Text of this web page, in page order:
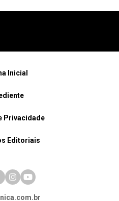
Inicial
Privacidade
Editoriais